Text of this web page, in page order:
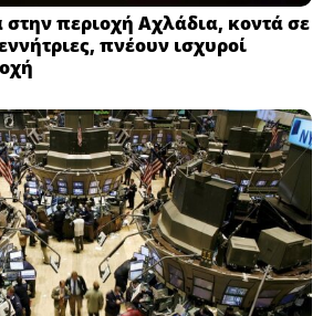
στην περιοχή Αχλάδια, κοντά σε
πνέουν ισχυροί